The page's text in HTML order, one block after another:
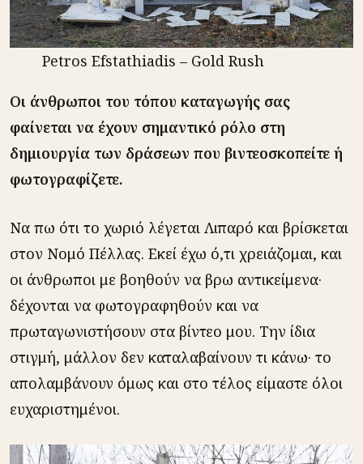
Petros Efstathiadis – Gold Rush
Οι άνθρωποι του τόπου καταγωγής σας
φαίνεται να έχουν σημαντικό ρόλο στη
δημιουργία των δράσεων που βιντεοσκοπείτε ή
φωτογραφίζετε.
Να πω ότι το χωριό λέγεται Λιπαρό και βρίσκεται
στον Νομό Πέλλας. Εκεί έχω ό,τι χρειάζομαι, και
οι άνθρωποι με βοηθούν να βρω αντικείμενα·
δέχονται να φωτογραφηθούν και να
πρωταγωνιστήσουν στα βίντεο μου. Την ίδια
στιγμή, μάλλον δεν καταλαβαίνουν τι κάνω· το
απολαμβάνουν όμως και στο τέλος είμαστε όλοι
ευχαριστημένοι.